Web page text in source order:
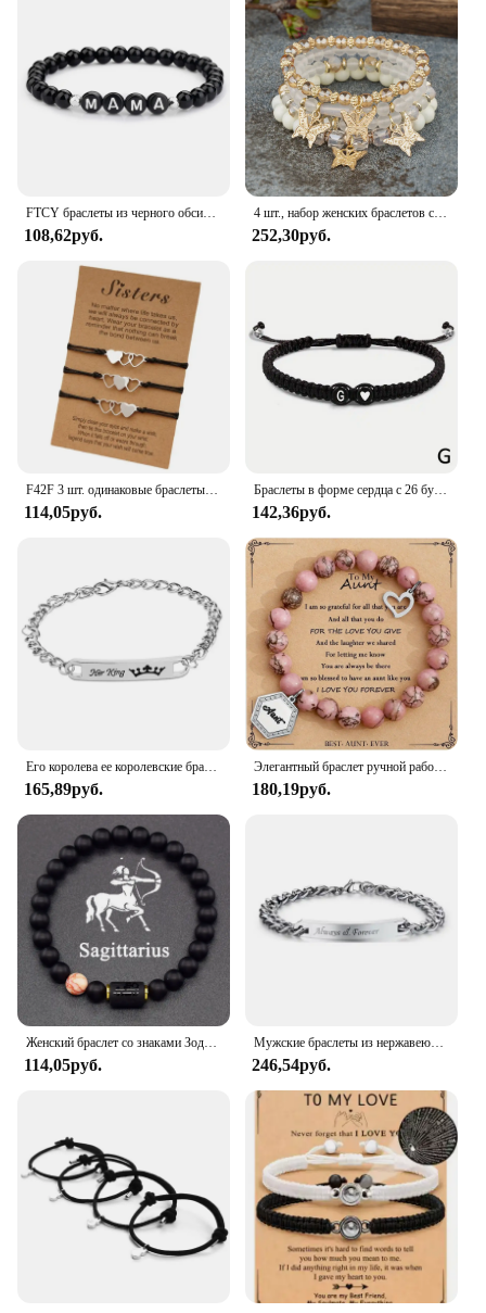
108,62руб.
4 шт., набор женских браслетов с бусинами и бабочками
252,30руб.
114,05руб.
Браслеты в форме сердца с 26 буквами, регулируемый плетеный браслет ручной работы с именем A-Z для женщин и мужчин, браслет для пары дружбы
142,36руб.
165,89руб.
Элегантный браслет ручной работы из бисера для тети из натурального камня, идеальный подарок на день рождения или Пасху с карточкой
180,19руб.
Женский браслет со знаками Зодиака, 12 знаков зодиака
114,05руб.
Мужские браслеты из нержавеющей стали с гравировкой «Always Forever»
246,54руб.